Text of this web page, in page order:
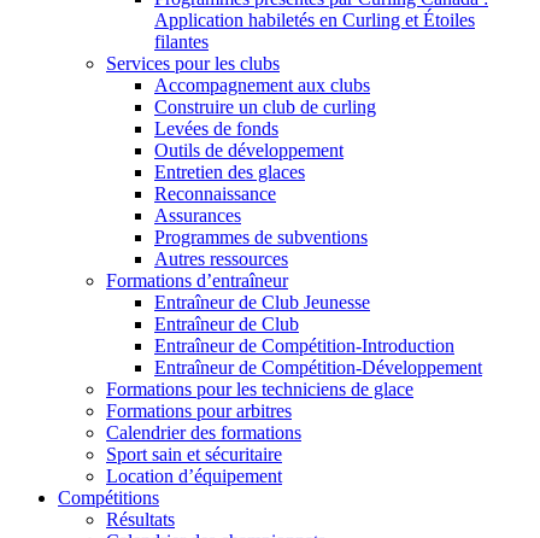
Application habiletés en Curling et Étoiles
filantes
Services pour les clubs
Accompagnement aux clubs
Construire un club de curling
Levées de fonds
Outils de développement
Entretien des glaces
Reconnaissance
Assurances
Programmes de subventions
Autres ressources
Formations d’entraîneur
Entraîneur de Club Jeunesse
Entraîneur de Club
Entraîneur de Compétition-Introduction
Entraîneur de Compétition-Développement
Formations pour les techniciens de glace
Formations pour arbitres
Calendrier des formations
Sport sain et sécuritaire
Location d’équipement
Compétitions
Résultats